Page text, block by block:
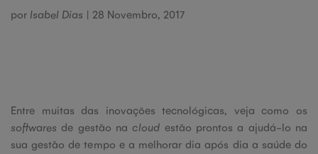
por Isabel Dias | 28 Novembro, 2017
Entre muitas das inovações tecnológicas, veja como os
softwares de gestão na cloud estão prontos a ajudá-lo na
sua gestão de tempo e a melhorar dia após dia a saúde do